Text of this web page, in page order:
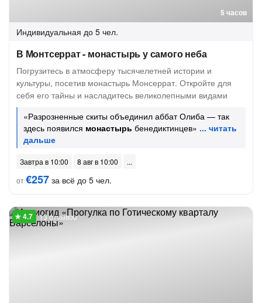
5 часов
Индивидуальная до 5 чел.
В Монтсеррат - монастырь у самого неба
Погрузитесь в атмосферу тысячелетней истории и
культуры, посетив монастырь Монсеррат. Откройте для
себя его тайны и насладитесь великолепными видами
«Разрозненные скиты объединил аббат Олиба — так
здесь появился монастырь бенедиктинцев»
Завтра в 10:00
8 авг в 10:00
от€257 за всё до 5 чел.
13 отзывов